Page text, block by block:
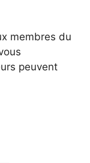
membres du
peuvent